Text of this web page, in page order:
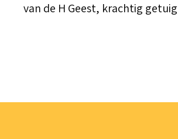
van de H Geest, krachtig